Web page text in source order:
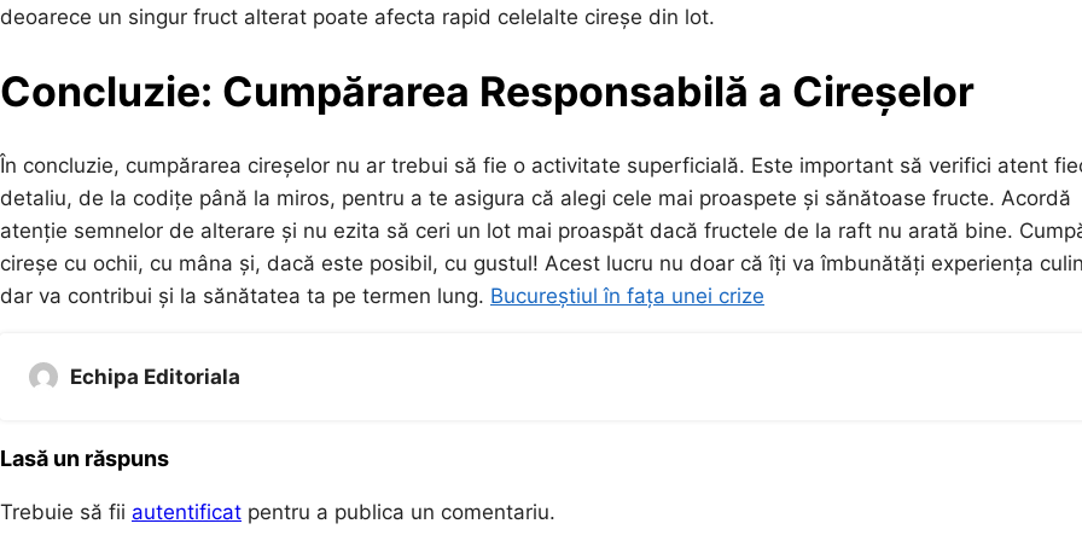
deoarece un singur fruct alterat poate afecta rapid celelalte cireșe din lot.
Concluzie: Cumpărarea Responsabilă a Cireșelor
În concluzie, cumpărarea cireșelor nu ar trebui să fie o activitate superficială. Este important să verifici atent
detaliu, de la codițe până la miros, pentru a te asigura că alegi cele mai proaspete și sănătoase fructe. Acordă
atenție semnelor de alterare și nu ezita să ceri un lot mai proaspăt dacă fructele de la raft nu arată bine.
cireșe cu ochii, cu mâna și, dacă este posibil, cu gustul! Acest lucru nu doar că îți va îmbunătăți experiența
dar va contribui și la sănătatea ta pe termen lung. Bucureștiul în fața unei crize
Echipa Editoriala
Lasă un răspuns
Trebuie să fii autentificat pentru a publica un comentariu.